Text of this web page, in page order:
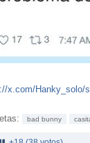
x.com/Hanky_solo/
bad bunny